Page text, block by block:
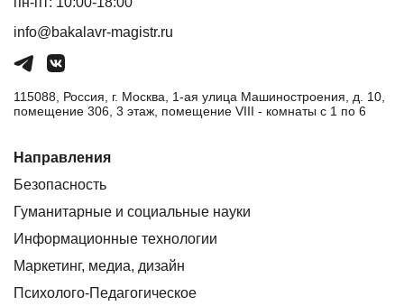
info@bakalavr-magistr.ru
115088, Россия, г. Москва, 1-ая улица Машиностроения, д. 10,
помещение 306, 3 этаж, помещение VIII - комнаты с 1 по 6
Направления
Безопасность
Гуманитарные и социальные науки
Информационные технологии
Маркетинг, медиа, дизайн
Психолого-Педагогическое